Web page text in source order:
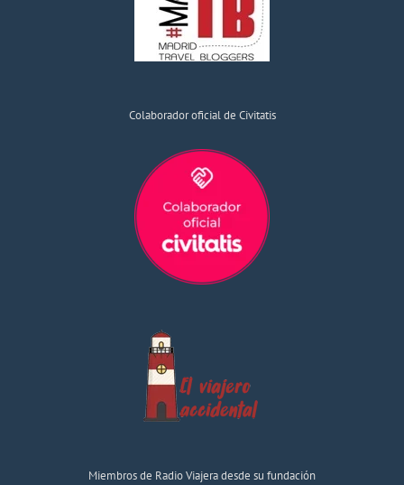
Colaborador oficial de Civitatis
Miembros de Radio Viajera desde su fundación